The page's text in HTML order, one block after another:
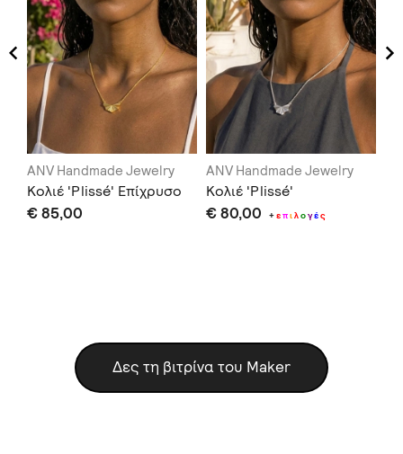
ANV Handmade Jewelry
Κολιέ 'Plissé' Επίχρυσο
€ 85,00
ANV Handmade Jewelry
Κολιέ 'Plissé'
€ 80,00 +επιλογές
Δες τη βιτρίνα του Maker